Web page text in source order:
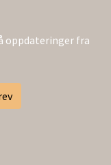
oppdateringer fra